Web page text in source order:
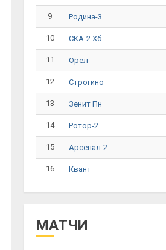
9 Родина-3
10 СКА-2 Хб
11 Орёл
12 Строгино
13 Зенит Пн
14 Ротор-2
15 Арсенал-2
16 Квант
МАТЧИ